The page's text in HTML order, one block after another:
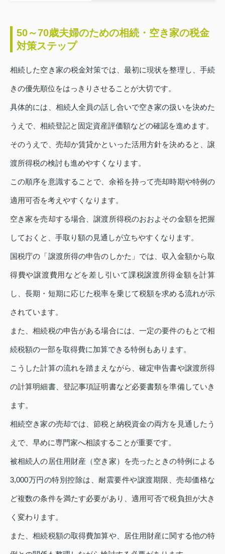
50～70歳夫婦のための相続・空き家の税金
対策ステップ
相続した空き家の税金対策では、最初に現状を整理し、手続
きの優先順位をはっきりさせることが大切です。
具体的には、相続人全員の話し合いで空き家の扱いを決めた
うえで、相続登記と固定資産評価額などの確認を進めます。
そのうえで、売却か賃貸かといった活用方針を決めると、譲
渡所得税の検討も進めやすくなります。
この順序を意識することで、余裕を持って売却時期や特例の
適用可否を考えやすくなります。
空き家を売却する場合、譲渡所得税のおおよその金額を把握
しておくと、手取り額の見通しが立ちやすくなります。
国税庁の「譲渡所得の申告のしかた」では、収入金額から取
得費や譲渡費用などを差し引いて課税譲渡所得金額を計算
し、長期・短期に応じた税率を乗じて税額を求める流れが示
されています。
また、相続税の申告がある場合には、一定の要件のもとで相
続税額の一部を取得費に加算できる特例もあります。
こうした計算の流れを踏まえながら、確定申告書や譲渡所得
の計算明細書、登記事項証明書など必要書類を準備していき
ます。
相続空き家の売却では、節税と納税資金の両方を見通したう
えで、早めに専門家へ相談することが重要です。
被相続人の居住用財産（空き家）を売ったときの特例による
3,000万円の特別控除は、耐震要件や譲渡期限、売却価格な
ど複数の条件を満たす必要があり、適用可否で税負担が大き
く変わります。
また、相続税額の取得費加算や、居住用財産に関する他の特